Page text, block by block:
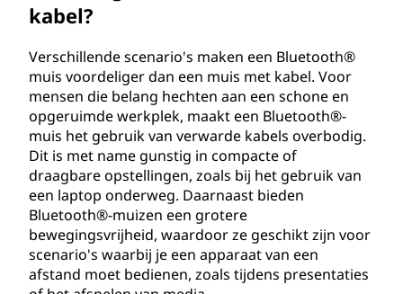
kabel?
Verschillende scenario's maken een Bluetooth®
muis voordeliger dan een muis met kabel. Voor
mensen die belang hechten aan een schone en
opgeruimde werkplek, maakt een Bluetooth®-
muis het gebruik van verwarde kabels overbodig.
Dit is met name gunstig in compacte of
draagbare opstellingen, zoals bij het gebruik van
een laptop onderweg. Daarnaast bieden
Bluetooth®-muizen een grotere
bewegingsvrijheid, waardoor ze geschikt zijn voor
scenario's waarbij je een apparaat van een
afstand moet bedienen, zoals tijdens presentaties